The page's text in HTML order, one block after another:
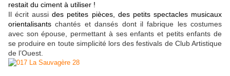
restait du ciment à utiliser !
Il écrit aussides petites pièces, des petits spectacles musicaux
orientalisants chantés et dansés dont il fabrique les costumes
avec son épouse, permettant à ses enfants et petits enfants de
se produire en toute simplicité lors des festivals de Club Artistique
de l’Ouest.